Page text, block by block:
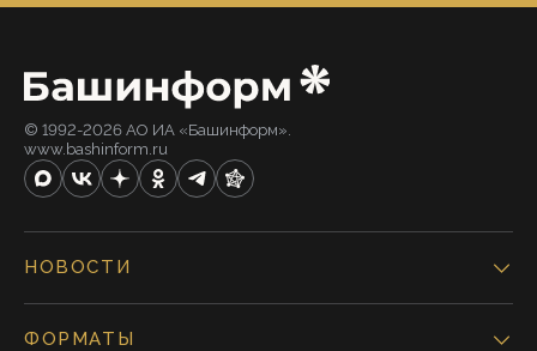
© 1992-2026 АО ИА «Башинформ».
www.bashinform.ru
НОВОСТИ
ФОРМАТЫ